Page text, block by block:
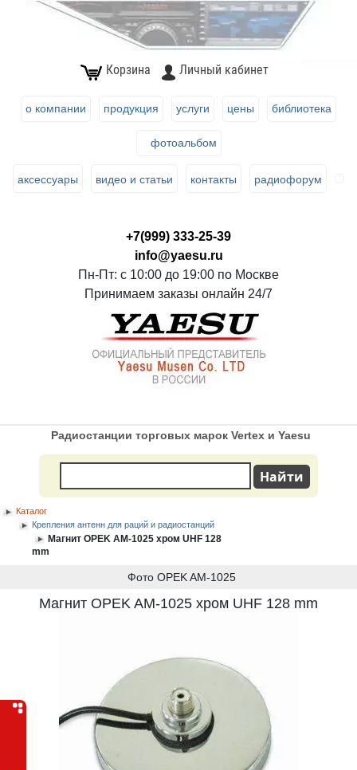
Корзина Личный кабинет
о компании продукция услуги цены библиотека
фотоальбом
аксессуары видео и статьи контакты радиофорум
+7(999) 333-25-39
info@yaesu.ru
Пн-Пт: с 10:00 до 19:00 по Москве
Принимаем заказы онлайн 24/7
Радиостанции торговых марок Vertex и Yaesu
Каталог
Крепления антенн для раций и радиостанций
Магнит OPEK AM-1025 хром UHF 128
mm
Фото OPEK AM-1025
Магнит OPEK AM-1025 хром UHF 128 mm